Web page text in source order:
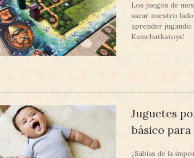
Los juegos de
sacar nuestro
aprender jugando.
Kamchatkatoys!
Juguetes
básico
¿Sabías de la